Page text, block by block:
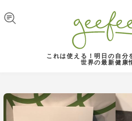
これは使える！明日の自分
世界の最新健康